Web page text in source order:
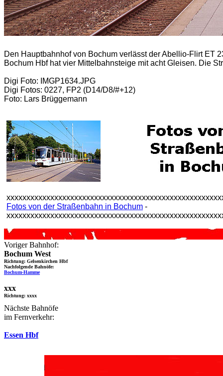
Den Hauptbahnhof von Bochum verlässt der Abellio-Flirt ET
Bochum Hbf hat vier Mittelbahnsteige mit acht Gleisen. Die
Digi Foto: IMGP1634.JPG
Digi Fotos: 0227, FP2 (D14/D8/#+12)
Foto: Lars Brüggemann
Fotos von der Straßenbahn in Bochum -
Voriger Bahnhof:
Bochum West
Richtung: Gelsenkirchen Hbf
Nachfolgende Bahnöfe:
Bochum-Hamme
xxx
Richtung: xxxx
Nächste Bahnöfe
im Fernverkehr:
Essen Hbf